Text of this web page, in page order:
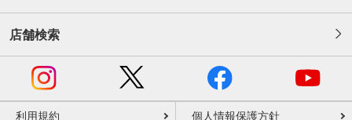
店舗検索
利用規約 個人情報保護方針